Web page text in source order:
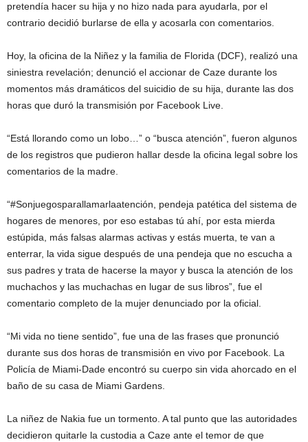
pretendía hacer su hija y no hizo nada para ayudarla, por el
contrario decidió burlarse de ella y acosarla con comentarios.
Hoy, la oficina de la Niñez y la familia de Florida (DCF), realizó una
siniestra revelación; denunció el accionar de Caze durante los
momentos más dramáticos del suicidio de su hija, durante las dos
horas que duró la transmisión por Facebook Live.
“Está llorando como un lobo…” o “busca atención”, fueron algunos
de los registros que pudieron hallar desde la oficina legal sobre los
comentarios de la madre.
“#Sonjuegosparallamarlaatención, pendeja patética del sistema de
hogares de menores, por eso estabas tú ahí, por esta mierda
estúpida, más falsas alarmas activas y estás muerta, te van a
enterrar, la vida sigue después de una pendeja que no escucha a
sus padres y trata de hacerse la mayor y busca la atención de los
muchachos y las muchachas en lugar de sus libros”, fue el
comentario completo de la mujer denunciado por la oficial.
“Mi vida no tiene sentido”, fue una de las frases que pronunció
durante sus dos horas de transmisión en vivo por Facebook. La
Policía de Miami-Dade encontró su cuerpo sin vida ahorcado en el
baño de su casa de Miami Gardens.
La niñez de Nakia fue un tormento. A tal punto que las autoridades
decidieron quitarle la custodia a Caze ante el temor de que